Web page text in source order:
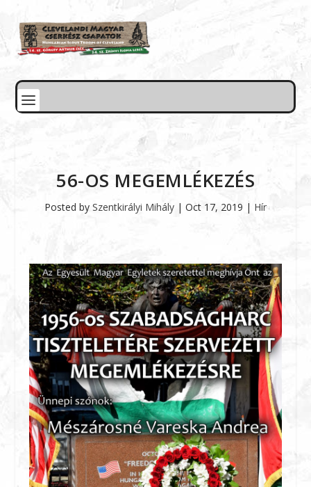
56-OS MEGEMLÉKEZÉS
Posted by Szentkirályi Mihály | Oct 17, 2019 | Hír